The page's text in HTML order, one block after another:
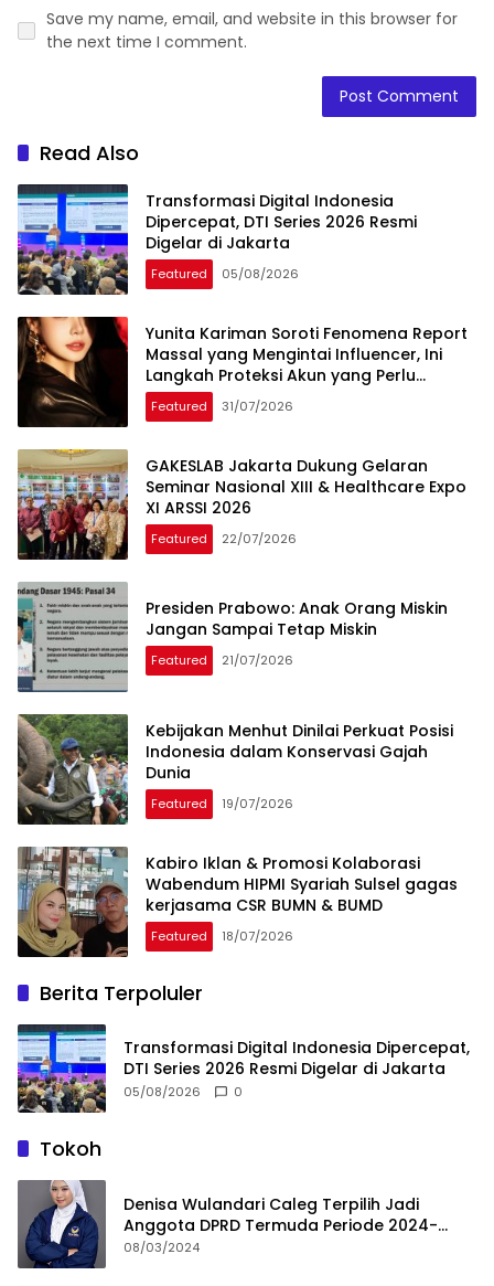
Save my name, email, and website in this browser for
the next time I comment.
Read Also
Transformasi Digital Indonesia
Dipercepat, DTI Series 2026 Resmi
Digelar di Jakarta
Featured 05/08/2026
Yunita Kariman Soroti Fenomena Report
Massal yang Mengintai Influencer, Ini
Langkah Proteksi Akun yang Perlu
Diketahui
Featured 31/07/2026
GAKESLAB Jakarta Dukung Gelaran
Seminar Nasional XIII & Healthcare Expo
XI ARSSI 2026
Featured 22/07/2026
Presiden Prabowo: Anak Orang Miskin
Jangan Sampai Tetap Miskin
Featured 21/07/2026
Kebijakan Menhut Dinilai Perkuat Posisi
Indonesia dalam Konservasi Gajah
Dunia
Featured 19/07/2026
Kabiro Iklan & Promosi Kolaborasi
Wabendum HIPMI Syariah Sulsel gagas
kerjasama CSR BUMN & BUMD
Featured 18/07/2026
Berita Terpoluler
Transformasi Digital Indonesia Dipercepat,
DTI Series 2026 Resmi Digelar di Jakarta
05/08/2026 0
Tokoh
Denisa Wulandari Caleg Terpilih Jadi
Anggota DPRD Termuda Periode 2024-
2029
08/03/2024